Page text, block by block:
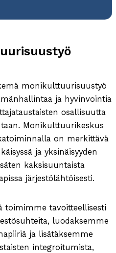
monikulttuurisuustyö
ja hyvinvointia
osallisuutta
Monikulttuurikeskus
on merkittävä
ja yksinäisyyden
kaksisuuntaista
järjestölähtöisesti.
toimimme tavoitteellisesti
luodaksemme
ja lisätäksemme
integroitumista,